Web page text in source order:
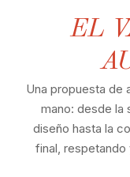
EL
Una propuesta de
mano: desde la
diseño hasta la
final,